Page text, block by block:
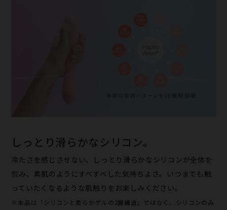
しっとり滑らかなシリコン。
冷たさを感じさせない、しっとり滑らかなシリコンが全体を
包み、素肌のようにすべすべした気持ちよさ。いつまでも触
っていたくなるような肌触りをお楽しみください。
※本品は「シリコンと柔らかゲルの2層構造」ではなく、シリコンのみ